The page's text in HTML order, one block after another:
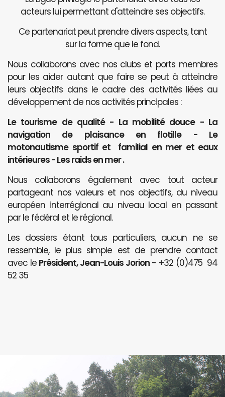
acteurs lui permettant d'atteindre ses objectifs.
Ce partenariat peut prendre divers aspects, tant
sur la forme que le fond.
Nous collaborons avec nos clubs et ports membres
pour les aider autant que faire se peut à atteindre
leurs objectifs dans le cadre des activités liées au
développement de nos activités principales :
Le tourisme de qualité - La mobilité douce - La
navigation de plaisance en flotille - Le
motonautisme sportif et familial en mer et eaux
intérieures - Les raids en mer .
Nous collaborons également avec tout acteur
partageant nos valeurs et nos objectifs, du niveau
européen interrégional au niveau local en passant
par le fédéral et le régional.
Les dossiers étant tous particuliers, aucun ne se
ressemble, le plus simple est de prendre contact
avec le Président, Jean-Louis Jorion- +32 (0)475 94
52 35